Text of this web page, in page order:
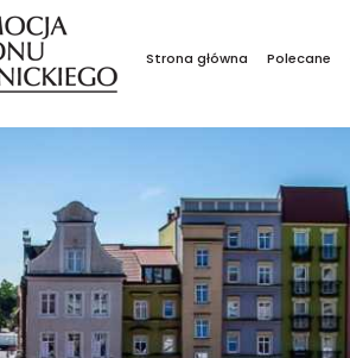
Strona główna Polecane